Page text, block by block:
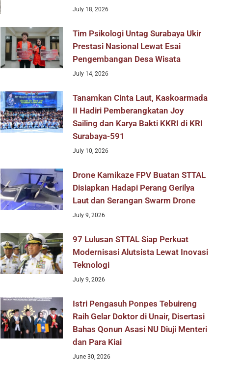
July 18, 2026
Tim Psikologi Untag Surabaya Ukir
Prestasi Nasional Lewat Esai
Pengembangan Desa Wisata
July 14, 2026
Tanamkan Cinta Laut, Kaskoarmada
II Hadiri Pemberangkatan Joy
Sailing dan Karya Bakti KKRI di KRI
Surabaya-591
July 10, 2026
Drone Kamikaze FPV Buatan STTAL
Disiapkan Hadapi Perang Gerilya
Laut dan Serangan Swarm Drone
July 9, 2026
97 Lulusan STTAL Siap Perkuat
Modernisasi Alutsista Lewat Inovasi
Teknologi
July 9, 2026
Istri Pengasuh Ponpes Tebuireng
Raih Gelar Doktor di Unair, Disertasi
Bahas Qonun Asasi NU Diuji Menteri
dan Para Kiai
June 30, 2026